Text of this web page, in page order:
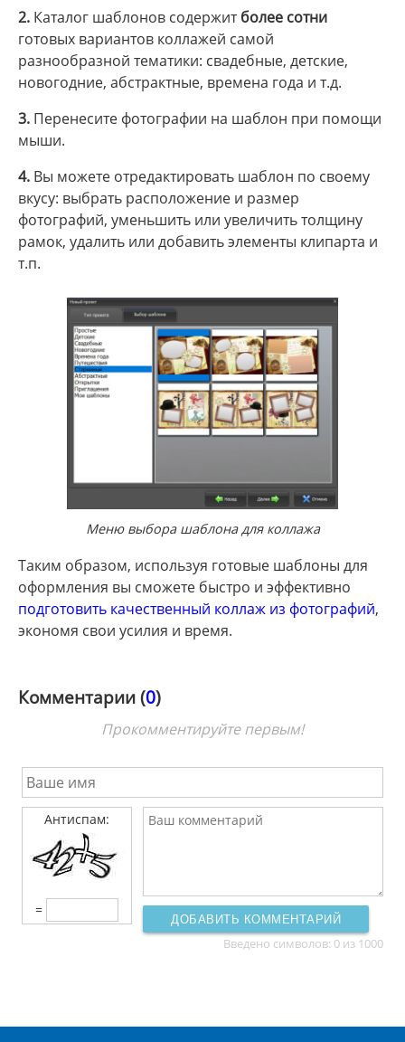
2. Каталог шаблонов содержитболее сотни
готовых вариантов коллажей самой
разнообразной тематики: свадебные, детские,
новогодние, абстрактные, времена года и т.д.
3. Перенесите фотографии на шаблон при помощи
мыши.
4. Вы можете отредактировать шаблон по своему
вкусу: выбрать расположение и размер
фотографий, уменьшить или увеличить толщину
рамок, удалить или добавить элементы клипарта и
т.п.
Меню выбора шаблона для коллажа
Таким образом, используя готовые шаблоны для
оформления вы сможете быстро и эффективно
подготовить качественный коллаж из фотографий,
экономя свои усилия и время.
Комментарии (0)
Прокомментируйте первым!
Антиспам:
=
ДОБАВИТЬ КОММЕНТАРИЙ
Введено символов: 0 из 1000